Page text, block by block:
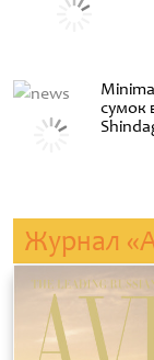
сумок
Журнал